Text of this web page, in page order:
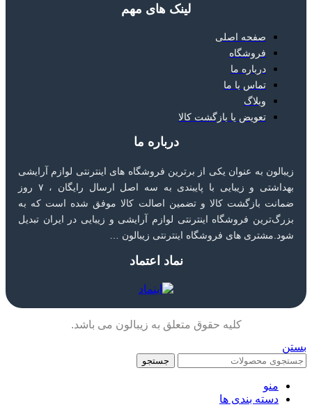
لینک های مهم
صفحه اصلی
فروشگاه
درباره ما
تماس با ما
وبلاگ
تعویض یا بازگشت کالا
درباره ما
زیبالون به عنوان یکی از برترین فروشگاه های اینترنتی لوازم آرایشی
بهداشتی و زیبایی با پایبندی به سه اصل ارسال رایگان ، ۷ روز
ضمانت بازگشت کالا و تضمین اصالت کالا موفق شده است که به
بزرگ‌ترین فروشگاه اینترنتی لوازم آرایشی و زیبایی در ایران تبدیل
شود.مشتری های فروشگاه اینترنتی زیبالون …
نماد اعتماد
کلیه حقوق متعلق به زیبالون می باشد.
بستن
جستجو
منو
دسته بندی ها